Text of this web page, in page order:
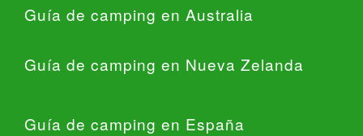
Guía de camping en Australia
Guía de camping en Nueva Zelanda
Guía de camping en España